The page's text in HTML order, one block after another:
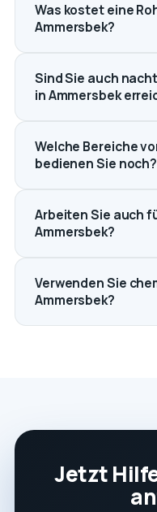
Was kostet eine
Ammersbek?
Sind Sie auch
in Ammersbek
Welche Bereiche
bedienen Sie noch?
Arbeiten Sie auch
Ammersbek?
Verwenden Sie
Ammersbek?
Jetzt